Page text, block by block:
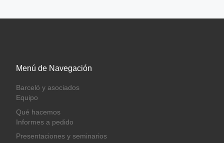
Menú de Navegación
Barceló y asociados
Equipo
Qué hacemos
Informes a pedido
Presentaciones y seminarios